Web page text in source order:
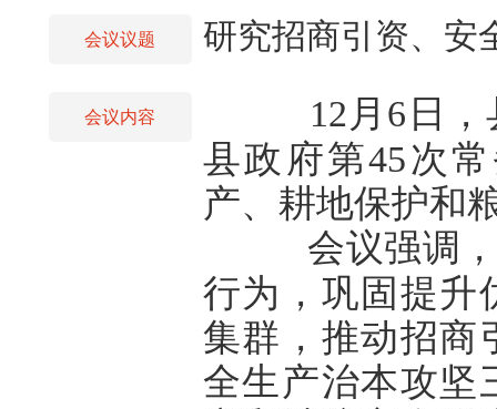
会议议题 研究招商引资、安
会议内容
12月6日
县政府第45次
产、耕地保护和
会议强调
行为，巩固提升
集群，推动招商
全生产治本攻坚